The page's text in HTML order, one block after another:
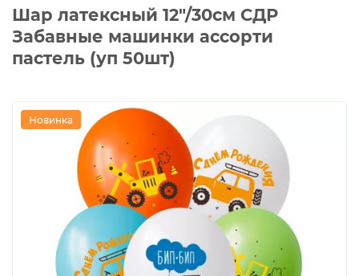
Шар латексный 12"/30см СДР
Забавные машинки ассорти
пастель (уп 50шт)
Новинка